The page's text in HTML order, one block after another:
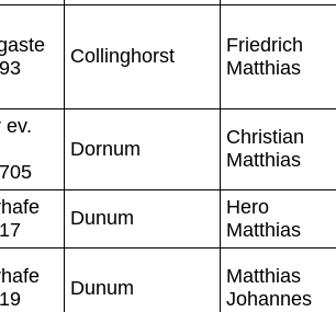
Collinghorst
Friedrich
Matthias
ev.
Dornum
Christian
Matthias
Dunum
Hero
Matthias
Dunum
Matthias
Johannes